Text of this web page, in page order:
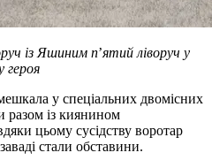
із Яшиним п’ятий ліворуч у
героя
у спеціальних двомісних
із киянином
цьому сусідству воротар
стали обставини.